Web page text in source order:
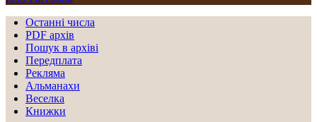
Останні числа
PDF архів
Пошук в архіві
Передплата
Рекляма
Альманахи
Веселка
Книжки